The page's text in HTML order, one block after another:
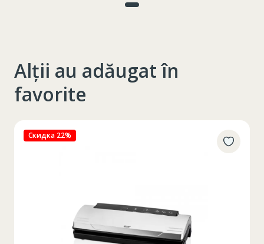
Alții au adăugat în
favorite
Скидка 22%